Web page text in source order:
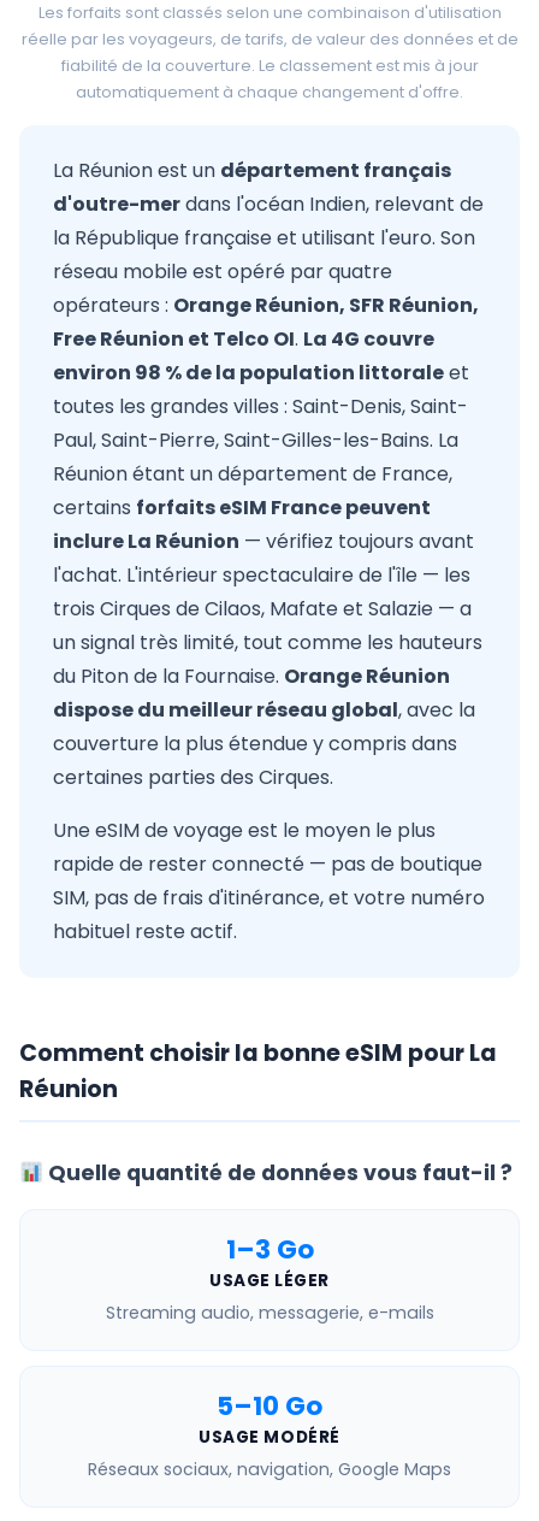
Les forfaits sont classés selon une combinaison d'utilisation
réelle par les voyageurs, de tarifs, de valeur des données et de
fiabilité de la couverture. Le classement est mis à jour
automatiquement à chaque changement d'offre.
La Réunion est un département français
d'outre-merdans l'océan Indien, relevant de
la République française et utilisant l'euro. Son
réseau mobile est opéré par quatre
opérateurs : Orange Réunion, SFR Réunion,
Free Réunion et Telco OI. La 4G couvre
environ 98 % de la population littoraleet
toutes les grandes villes : Saint-Denis, Saint-
Paul, Saint-Pierre, Saint-Gilles-les-Bains. La
Réunion étant un département de France,
certains forfaits eSIM France peuvent
inclure La Réunion — vérifiez toujours avant
l'achat. L'intérieur spectaculaire de l'île — les
trois Cirques de Cilaos, Mafate et Salazie — a
un signal très limité, tout comme les hauteurs
du Piton de la Fournaise. Orange Réunion
dispose du meilleur réseau global, avec la
couverture la plus étendue y compris dans
certaines parties des Cirques.
Une eSIM de voyage est le moyen le plus
rapide de rester connecté — pas de boutique
SIM, pas de frais d'itinérance, et votre numéro
habituel reste actif.
Comment choisir la bonne eSIM pour La
Réunion
Quelle quantité de données vous faut-il ?
1–3 Go
USAGE LÉGER
Streaming audio, messagerie, e-mails
5–10 Go
USAGE MODÉRÉ
Réseaux sociaux, navigation, Google Maps